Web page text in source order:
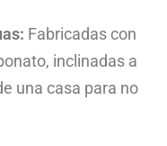
Fabricadas con
inclinadas a
una casa para no